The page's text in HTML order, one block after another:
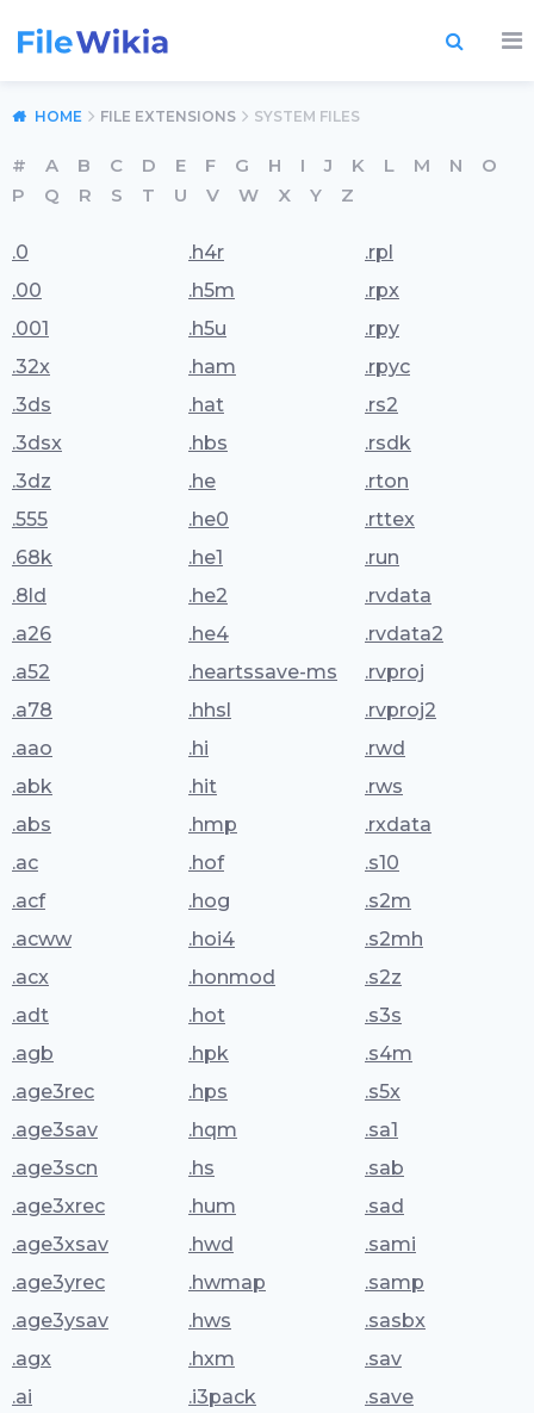
HOME FILE EXTENSIONS SYSTEM FILES
# A B C D E F G H I J K L M N
O
P
Q R S T U V W X Y Z
.0
.00
.001
.32x
.3ds
.3dsx
.3dz
.555
.68k
.8ld
.a26
.a52
.a78
.aao
.abk
.abs
.ac
.acf
.acww
.acx
.adt
.agb
.age3rec
.age3sav
.age3scn
.age3xrec
.age3xsav
.age3yrec
.age3ysav
.agx
.ai
.h4r
.h5m
.h5u
.ham
.hat
.hbs
.he
.he0
.he1
.he2
.he4
.heartssave-ms
.hhsl
.hi
.hit
.hmp
.hof
.hog
.hoi4
.honmod
.hot
.hpk
.hps
.hqm
.hs
.hum
.hwd
.hwmap
.hws
.hxm
.i3pack
.rpl
.rpx
.rpy
.rpyc
.rs2
.rsdk
.rton
.rttex
.run
.rvdata
.rvdata2
.rvproj
.rvproj2
.rwd
.rws
.rxdata
.s10
.s2m
.s2mh
.s2z
.s3s
.s4m
.s5x
.sa1
.sab
.sad
.sami
.samp
.sasbx
.sav
.save